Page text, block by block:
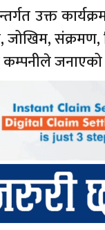
उक्त
जोखिम,